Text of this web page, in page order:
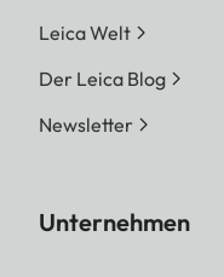
Leica Welt
Der Leica Blog
Newsletter
Unternehmen